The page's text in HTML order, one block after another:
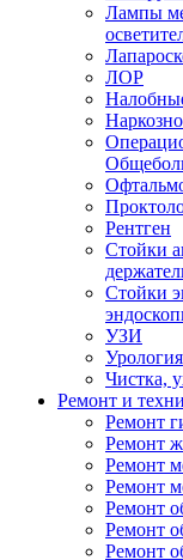
Лампы
ЛОР
Рентген
Стойки
Стойки
УЗИ
Урология
Чистка,
Ремонт и
Ремонт
Ремонт
Ремонт
Ремонт
Ремонт
Ремонт
Ремонт